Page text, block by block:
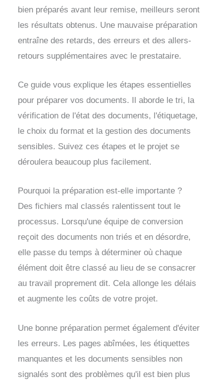
bien préparés avant leur remise, meilleurs seront
les résultats obtenus. Une mauvaise préparation
entraîne des retards, des erreurs et des allers-
retours supplémentaires avec le prestataire.
Ce guide vous explique les étapes essentielles
pour préparer vos documents. Il aborde le tri, la
vérification de l'état des documents, l'étiquetage,
le choix du format et la gestion des documents
sensibles. Suivez ces étapes et le projet se
déroulera beaucoup plus facilement.
Pourquoi la préparation est-elle importante ?
Des fichiers mal classés ralentissent tout le
processus. Lorsqu'une équipe de conversion
reçoit des documents non triés et en désordre,
elle passe du temps à déterminer où chaque
élément doit être classé au lieu de se consacrer
au travail proprement dit. Cela allonge les délais
et augmente les coûts de votre projet.
Une bonne préparation permet également d'éviter
les erreurs. Les pages abîmées, les étiquettes
manquantes et les documents sensibles non
signalés sont des problèmes qu'il est bien plus